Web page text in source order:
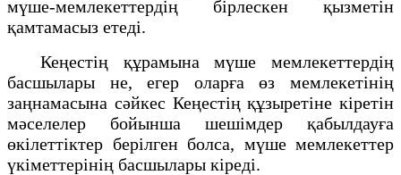
мүше-мемлекеттердiң бiрлескен қызметiн
қамтамасыз етедi.
Кеңестің құрамына мүше мемлекеттердің
басшылары не, егер оларға өз мемлекетінің
заңнамасына сәйкес Кеңестің құзыретіне кіретін
мәселелер бойынша шешімдер қабылдауға
өкілеттіктер берілген болса, мүше мемлекеттер
үкіметтерінің басшылары кіреді.